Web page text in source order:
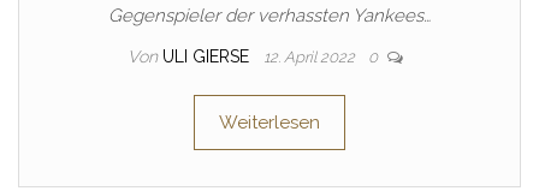
Gegenspieler der verhassten Yankees…
Von ULI GIERSE 12. April 2022 0
Weiterlesen